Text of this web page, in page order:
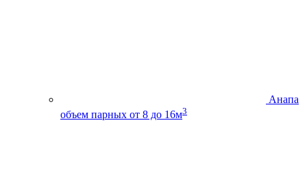
Анапа
объем парных от 8 до 16м3